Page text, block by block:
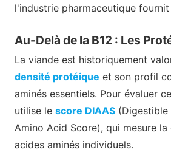
l'industrie pharmaceutique
Au-Delà de la B12 : Les
La viande est historiquement
densité protéique et son profil
aminés essentiels. Pour évaluer
utilise le score DIAAS (Digestible
Amino Acid Score), qui mesure
acides aminés individuels.